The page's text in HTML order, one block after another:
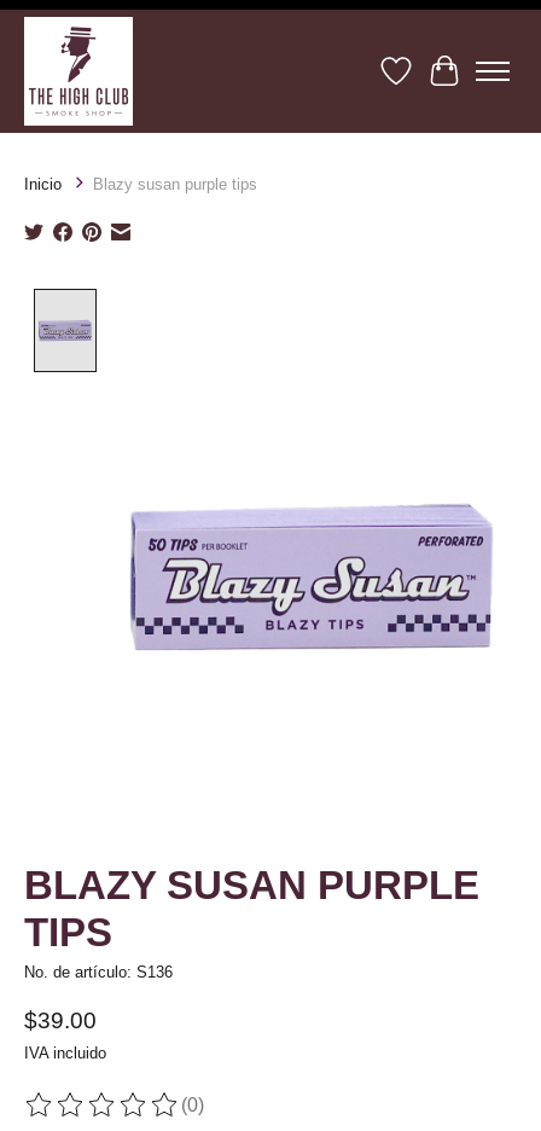
Lista de deseos
Cesta
Inicio Blazy susan purple tips
BLAZY SUSAN PURPLE
TIPS
No. de artículo: S136
$39.00
IVA incluido
The rating of this product is
(0)